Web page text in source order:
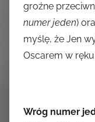
groźne
numer jeden)
myślę, że Jen
Oscarem w
Wróg numer